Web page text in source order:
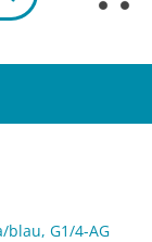
blau, G1/4-AG